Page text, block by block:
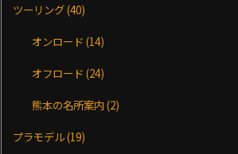
ツーリング(40)
オンロード(14)
オフロード(24)
熊本の名所案内(2)
プラモデル(19)